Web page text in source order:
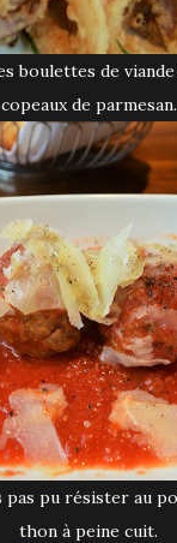
copeaux de parmesan.
thon à peine cuit.